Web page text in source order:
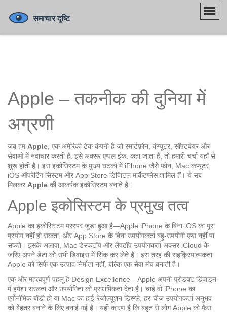
Apple – तकनीक की दुनिया में
अग्रणी
जब हम Apple एक अमेरिकी टेक कंपनी है जो स्मार्टफ़ोन, कंप्यूटर, सॉफ़्टवेयर और
सेवाओं में नवाचार करती है . इसे अक्सर एप्पल इंक. कहा जाता है, तो हमारी चर्चा यहाँ से
शुरू होती है। इस इकोसिस्टम के मुख्य घटकों में iPhone जैसे फ़ोन, Mac कंप्यूटर,
iOS ऑपरेटिंग सिस्टम और App Store डिजिटल मार्केटप्लेस शामिल हैं। ये सब
मिलकर Apple की आकर्षक इकोसिस्टम बनाते हैं।
Apple इकोसिस्टम के प्रमुख तत्व
Apple का इकोसिस्टम परस्पर जुड़ा हुआ है—Apple iPhone के बिना iOS का पूरा
प्रयोग नहीं हो सकता, और App Store के बिना उपयोगकर्ता बहु‑उपयोगी एप्स नहीं पा
सकते। इसके अलावा, Mac डेस्कटॉप और लैपटॉप उपयोगकर्ता अक्सर iCloud के
जरिए अपने डेटा को सभी डिवाइस में सिंक कर लेते हैं। इस तरह की सहक्रियात्मकता
Apple को सिर्फ एक उत्पाद निर्माता नहीं, बल्कि एक सेवा मंच बनाती है।
एक और महत्वपूर्ण पहलू है Design Excellence—Apple अपनी प्रोडक्ट डिजाइन
में हमेशा सरलता और उपयोगिता को प्राथमिकता देता है। चाहे वो iPhone का
एर्गोनॉमिक बॉडी हो या Mac का हाई‑रेजोल्यूशन डिस्प्ले, हर चीज़ उपयोगकर्ता अनुभव
को बेहतर बनाने के लिए बनाई गई है। यही कारण है कि बहुत से लोग Apple को फैंस